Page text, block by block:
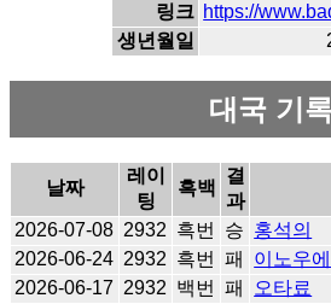
링크 https://
생년월일
대국 기
날짜
레이
팅
흑백
결
과
2026-07-08 2932 흑번 승 홍석의
2026-06-24 2932 흑번 패 이노우에
2026-06-17 2932 백번 패 오타료